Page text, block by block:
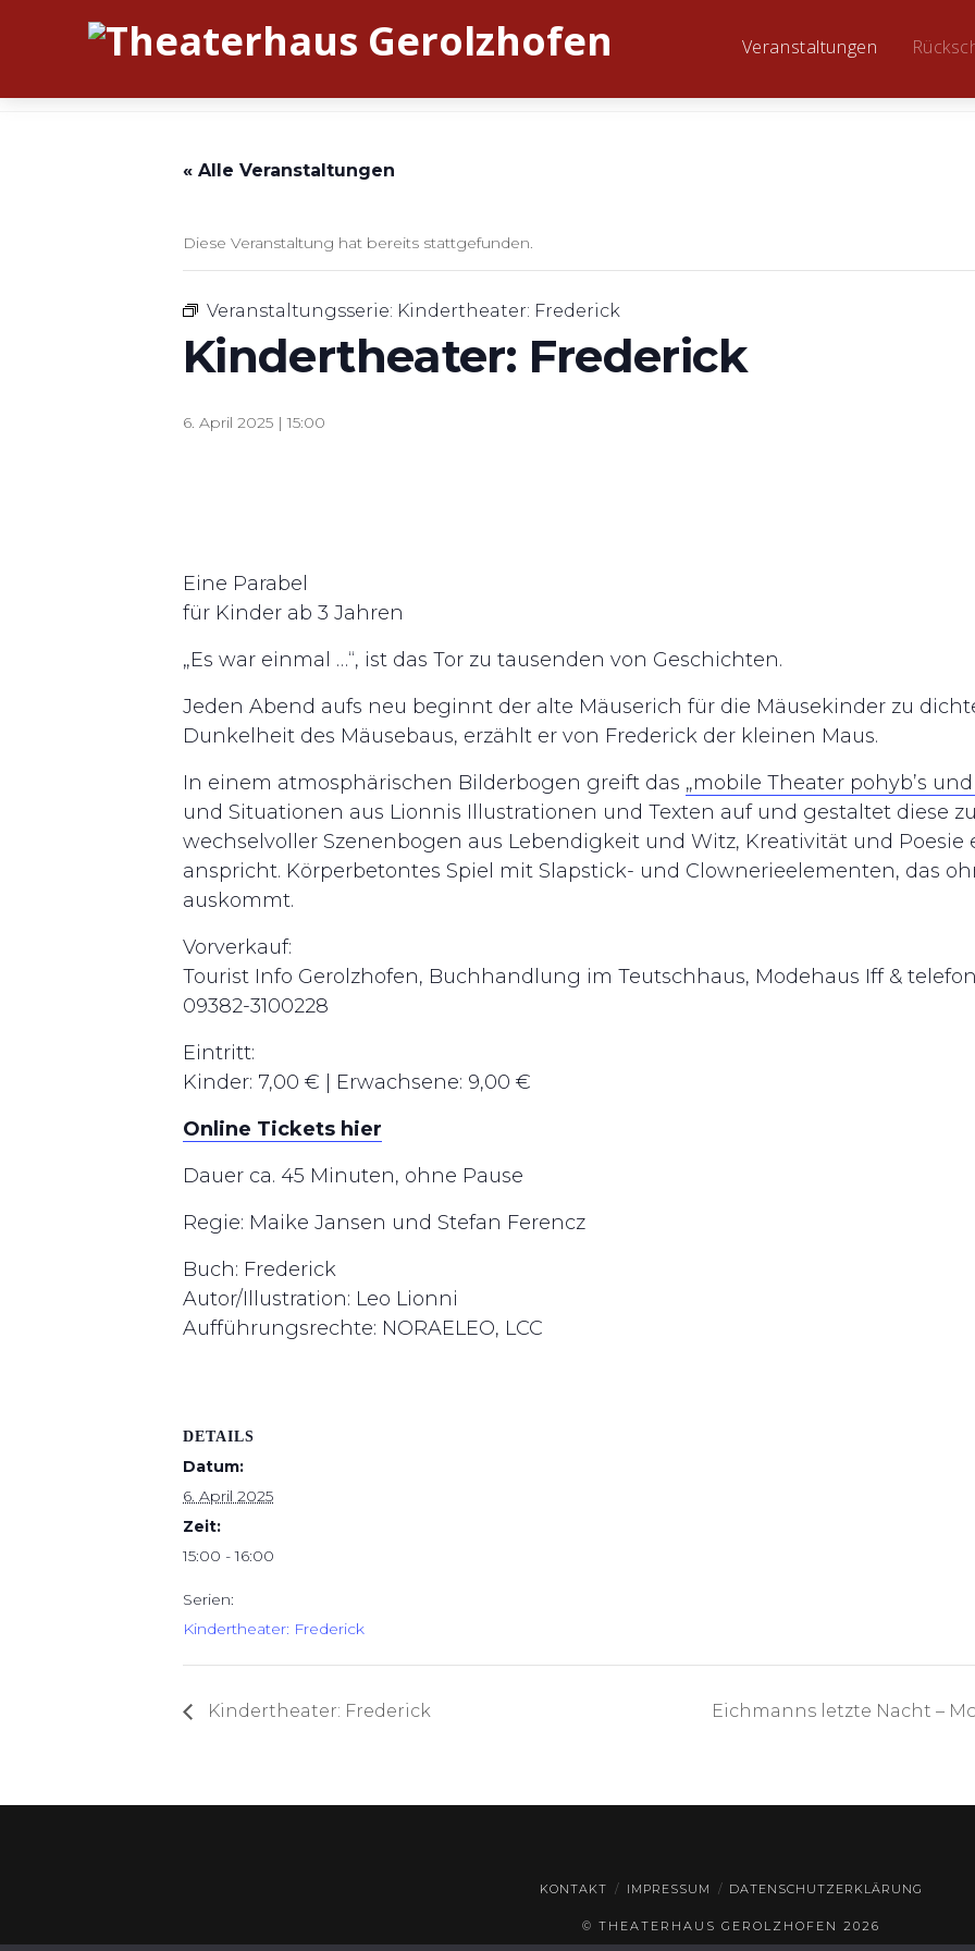
Veranstaltungen
« Alle Veranstaltungen
Diese Veranstaltung hat bereits stattgefunden.
Veranstaltungsserie: Kindertheater: Frederick
Kindertheater: Frederick
6. April 2025 | 15:00
Eine Parabel
für Kinder ab 3 Jahren
„Es war einmal …“, ist das Tor zu tausenden von Geschichten.
Jeden Abend aufs neu beginnt der alte Mäuserich für die Mäusekinder zu
Dunkelheit des Mäusebaus, erzählt er von Frederick der kleinen Maus.
In einem atmosphärischen Bilderbogen greift das „mobile Theater pohyb’s
und Situationen aus Lionnis Illustrationen und Texten auf und gestaltet diese
wechselvoller Szenenbogen aus Lebendigkeit und Witz, Kreativität und Poesie
anspricht. Körperbetontes Spiel mit Slapstick- und Clownerieelementen, das
auskommt.
Vorverkauf:
Tourist Info Gerolzhofen, Buchhandlung im Teutschhaus, Modehaus Iff &
09382-3100228
Eintritt:
Kinder: 7,00 € | Erwachsene: 9,00 €
Online Tickets hier
Dauer ca. 45 Minuten, ohne Pause
Regie: Maike Jansen und Stefan Ferencz
Buch: Frederick
Autor/Illustration: Leo Lionni
Aufführungsrechte: NORAELEO, LCC
DETAILS
Datum:
6. April 2025
Zeit:
15:00 - 16:00
Serien:
Kindertheater: Frederick
Kindertheater: Frederick Eichmanns letzte Nacht –
KONTAKT IMPRESSUM DATENSCHUTZERKLÄRUNG
© THEATERHAUS GEROLZHOFEN 2026